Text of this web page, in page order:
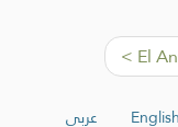
< El
عربي English